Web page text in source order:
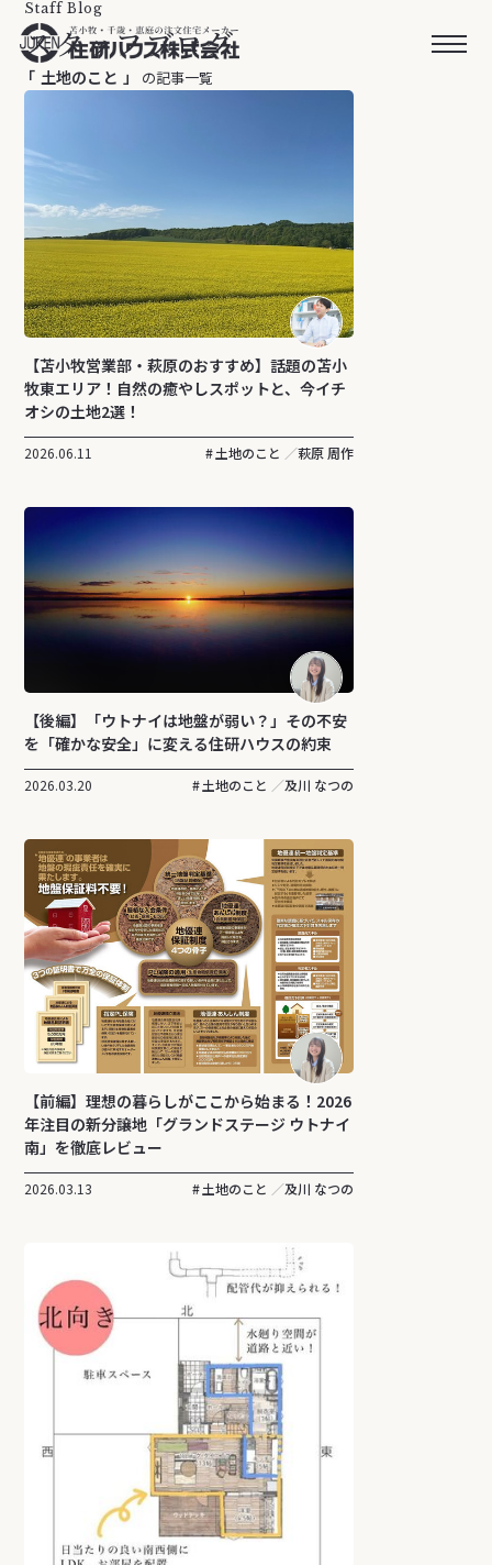
Staff Blog
スタッフブログ
土地のこと の記事一覧
【苫小牧営業部・萩原のおすすめ】話題の苫小
牧東エリア！自然の癒やしスポットと、今イチ
オシの土地2選！
2026.06.11 土地のこと 萩原 周作
【後編】「ウトナイは地盤が弱い？」その不安
を「確かな安全」に変える住研ハウスの約束
2026.03.20 土地のこと 及川 なつの
【前編】理想の暮らしがここから始まる！2026
年注目の新分譲地「グランドステージ ウトナイ
南」を徹底レビュー
2026.03.13 土地のこと 及川 なつの